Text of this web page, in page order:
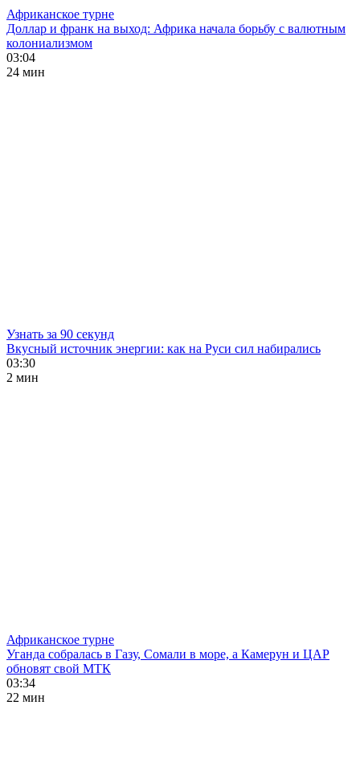
Африканское турне
Доллар и франк на выход: Африка начала борьбу с валютным
колониализмом
03:04
24 мин
Узнать за 90 секунд
Вкусный источник энергии: как на Руси сил набирались
03:30
2 мин
Африканское турне
Уганда собралась в Газу, Сомали в море, а Камерун и ЦАР
обновят свой МТК
03:34
22 мин